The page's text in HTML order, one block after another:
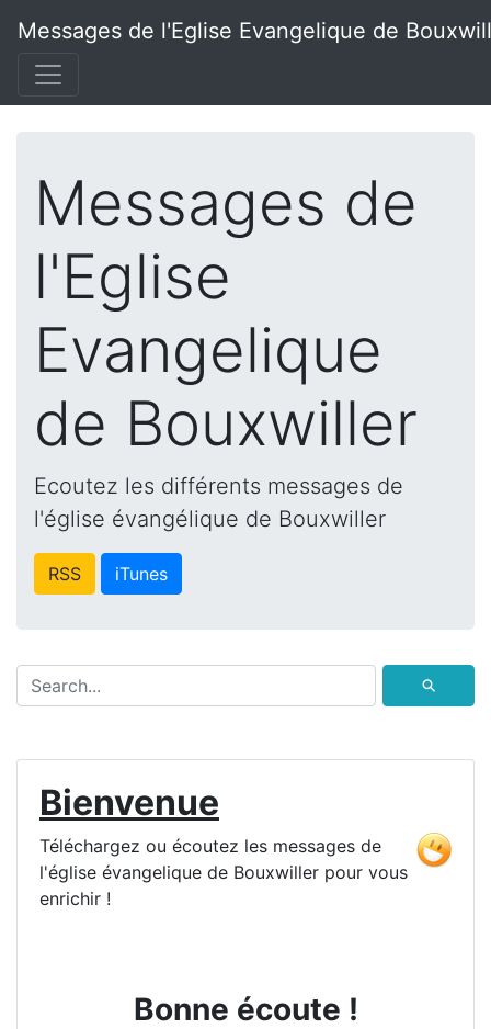
Messages de l'Eglise Evangelique de
Messages de
l'Eglise
Evangelique
de Bouxwiller
Ecoutez les différents messages de
l'église évangélique de Bouxwiller
RSS iTunes
⚲
Bienvenue
Téléchargez ou écoutez les messages de
l'église évangelique de Bouxwiller pour vous
enrichir !
Bonne écoute !